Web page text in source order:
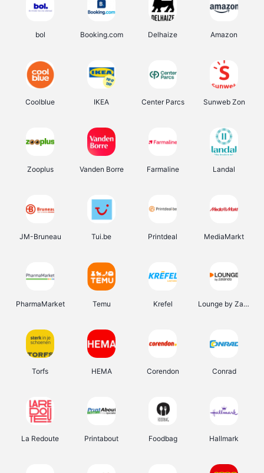
bol Booking.com Delhaize Amazon
Coolblue IKEA Center Parcs Sunweb Zon
Zooplus Vanden Borre Farmaline Landal
JM-Bruneau Tui.be Printdeal MediaMarkt
PharmaMarket Temu Krefel Lounge by Zalando
Torfs HEMA Corendon Conrad
La Redoute Printabout Foodbag Hallmark